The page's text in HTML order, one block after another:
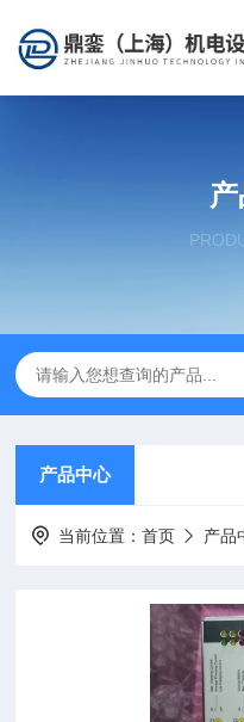
产品中心
当前位置：首页 产品